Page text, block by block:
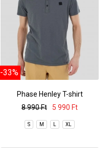
-33%
Phase Henley T-shirt
8 990 Ft
5 990 Ft
S M L XL